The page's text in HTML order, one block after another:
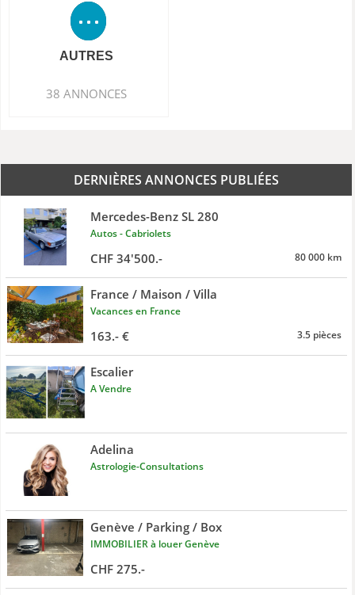
AUTRES
38 ANNONCES
DERNIÈRES ANNONCES PUBLIÉES
Mercedes-Benz SL 280
Autos - Cabriolets
CHF 34'500.- 80 000 km
France / Maison / Villa
Vacances en France
163.- € 3.5 pièces
Escalier
A Vendre
Adelina
Astrologie-Consultations
Genève / Parking / Box
IMMOBILIER à louer Genève
CHF 275.-